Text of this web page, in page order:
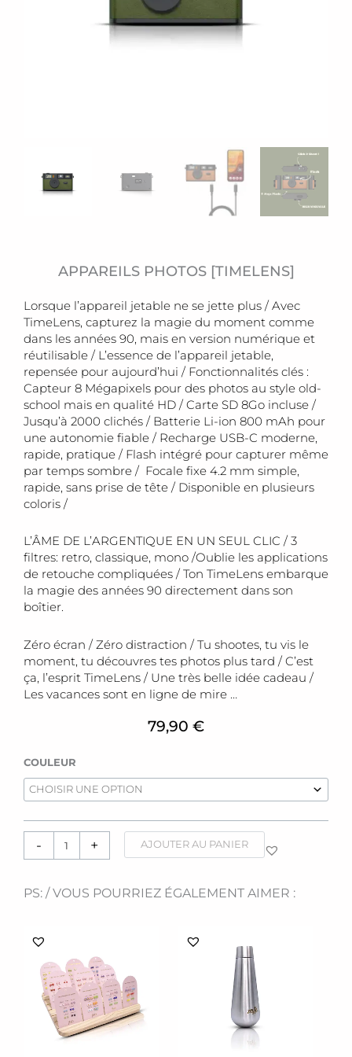
APPAREILS PHOTOS [TIMELENS]
Lorsque l’appareil jetable ne se jette plus / Avec
TimeLens, capturez la magie du moment comme
dans les années 90, mais en version numérique et
réutilisable / L’essence de l’appareil jetable,
repensée pour aujourd’hui / Fonctionnalités clés :
Capteur 8 Mégapixels pour des photos au style old-
school mais en qualité HD / Carte SD 8Go incluse /
Jusqu’à 2000 clichés / Batterie Li-ion 800 mAh pour
une autonomie fiable / Recharge USB-C moderne,
rapide, pratique / Flash intégré pour capturer même
par temps sombre / Focale fixe 4.2 mm simple,
rapide, sans prise de tête / Disponible en plusieurs
coloris /
L’ÂME DE L’ARGENTIQUE EN UN SEUL CLIC / 3
filtres: retro, classique, mono /Oublie les applications
de retouche compliquées / Ton TimeLens embarque
la magie des années 90 directement dans son
boîtier.
Zéro écran / Zéro distraction / Tu shootes, tu vis le
moment, tu découvres tes photos plus tard / C’est
ça, l’esprit TimeLens / Une très belle idée cadeau /
Les vacances sont en ligne de mire …
79,90 €
COULEUR
-
quantité
de
Appareils
+ AJOUTER AU PANIER
PS: / VOUS POURRIEZ ÉGALEMENT AIMER :